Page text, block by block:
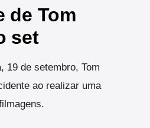
de Tom
set
19 de setembro, Tom
ao realizar uma